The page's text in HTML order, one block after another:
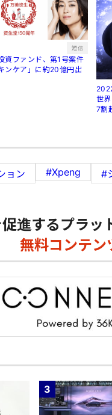
短信
資ファンド、第1号案件
ンケア」に約20億円出
世
7割
ョン #Xpeng #
進するプラッ
無料コンテン
3